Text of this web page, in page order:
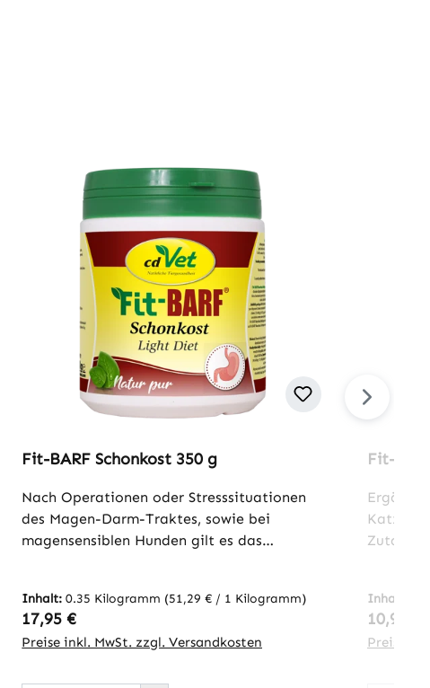
Fit-BARF Schonkost 350 g
Nach Operationen oder Stresssituationen
des Magen-Darm-Traktes, sowie bei
magensensiblen Hunden gilt es das
magenschonend gestaltet werden. Der
einfachste Weg ist hierbei die leichte und
gut verdauliche Fit-BARF Schonkost.Fit-
Inhalt:0.35 Kilogramm (51,29 € / 1 Kilogramm)
Regulärer Preis:
17,95 €
Preise inkl. MwSt. zzgl. Versandkosten
Fit-
Zutaten
Inhalt:
10,95 €
Preise